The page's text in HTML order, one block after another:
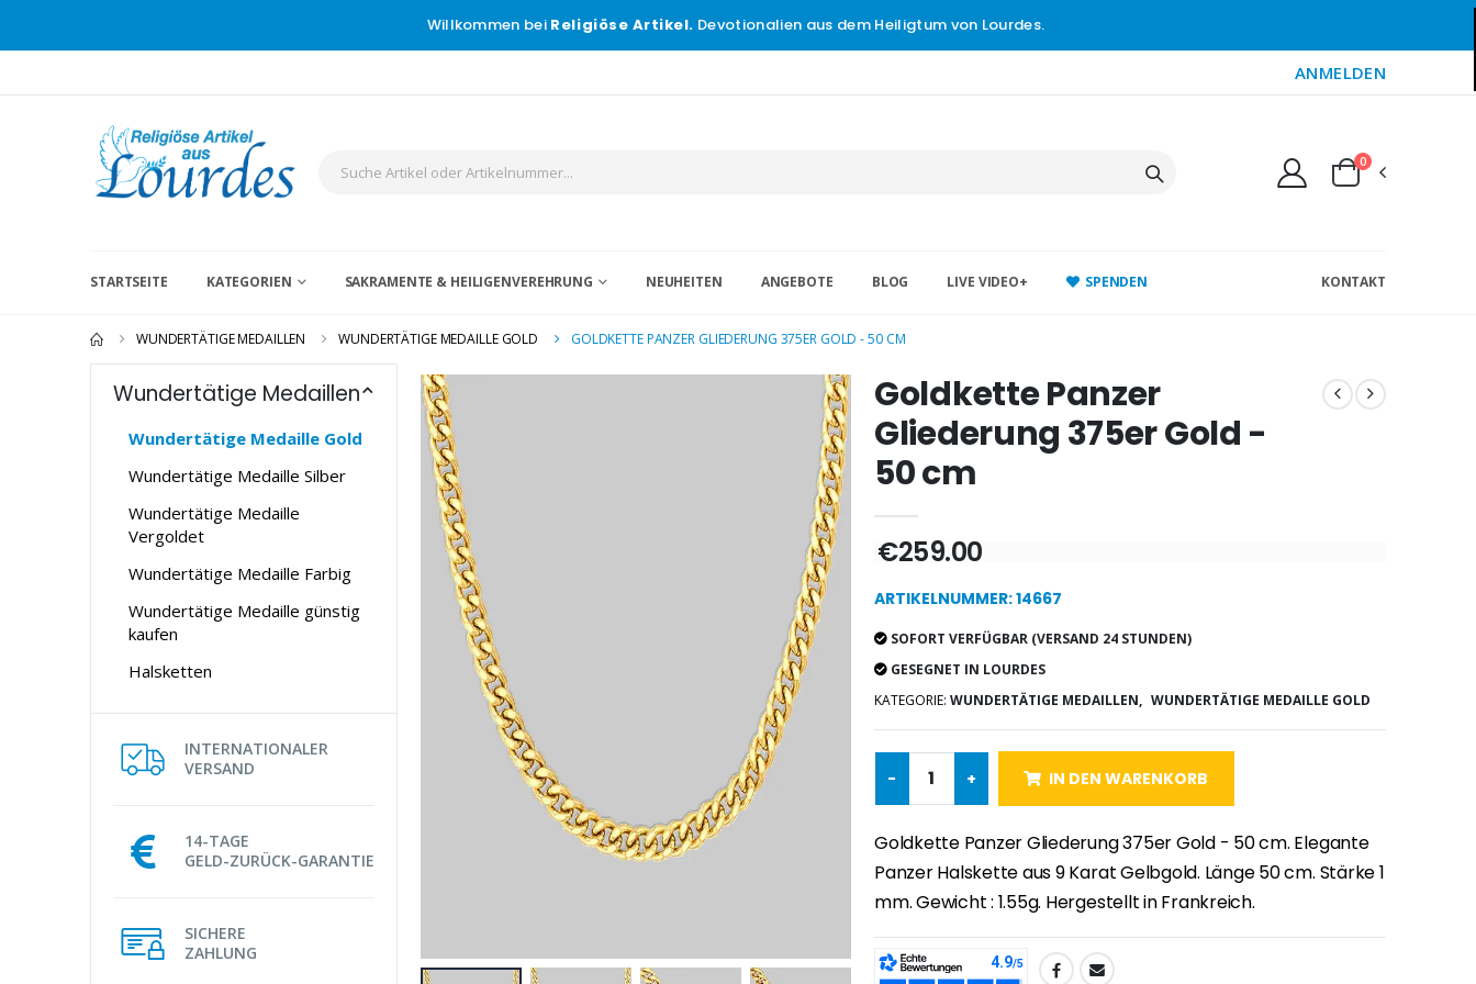
Willkommen bei Religiöse Artikel. Devotionalien aus dem Heiligtum von Lourdes.
ANMELDEN
0
STARTSEITE KATEGORIEN SAKRAMENTE & HEILIGENVEREHRUNG NEUHEITEN ANGEBOTE BLOG LIVE VIDEO+ SPENDEN KONTAKT
WUNDERTÄTIGE MEDAILLEN WUNDERTÄTIGE MEDAILLE GOLD GOLDKETTE PANZER GLIEDERUNG 375ER GOLD - 50 CM
Wundertätige Medaillen
Wundertätige Medaille Gold
Wundertätige Medaille Silber
Wundertätige Medaille
Vergoldet
Wundertätige Medaille Farbig
Wundertätige Medaille günstig
kaufen
Halsketten
INTERNATIONALER
VERSAND
14-TAGE
GELD-ZURÜCK-GARANTIE
SICHERE
ZAHLUNG
Goldkette Panzer
Gliederung 375er Gold -
50 cm
€259.00
ARTIKELNUMMER: 14667
SOFORT VERFÜGBAR (VERSAND 24 STUNDEN)
GESEGNET IN LOURDES
KATEGORIE:WUNDERTÄTIGE MEDAILLEN, WUNDERTÄTIGE MEDAILLE GOLD
- + IN DEN WARENKORB
Goldkette Panzer Gliederung 375er Gold - 50 cm. Elegante
Panzer Halskette aus 9 Karat Gelbgold. Länge 50 cm. Stärke 1
mm. Gewicht : 1.55g. Hergestellt in Frankreich.